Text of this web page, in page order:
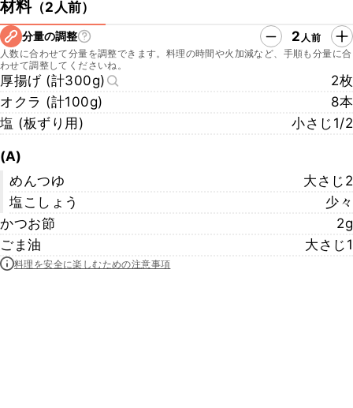
材料（2人前）
分量の調整 2 人前
人数に合わせて分量を調整できます。料理の時間や火加減など、手順も分量に合
わせて調整してくださいね。
厚揚げ (計300g)
2枚
オクラ (計100g)
8本
塩 (板ずり用)
小さじ1/2
(A)
めんつゆ
大さじ2
塩こしょう
少々
かつお節
2g
ごま油
大さじ1
料理を安全に楽しむための注意事項